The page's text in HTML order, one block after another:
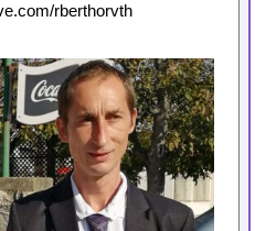
rberthorvth